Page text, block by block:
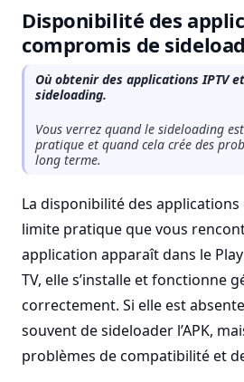
Disponibilité des
compromis de
Où obtenir des applications IPTV
sideloading.
Vous verrez quand le sideloading
pratique et quand cela crée des
long terme.
La disponibilité des
limite pratique que vous
application apparaît dans le
TV, elle s’installe et fonctionne
correctement. Si elle est
souvent de sideloader l’APK,
problèmes de compatibilité et